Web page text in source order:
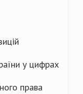
у цифрах
права